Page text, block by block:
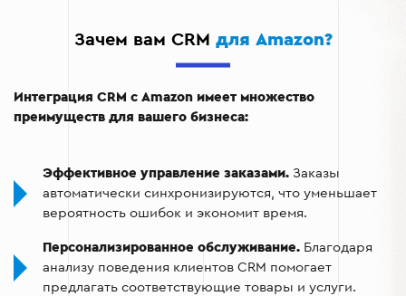
Оптимизация маркетинга.CRM помогает
автоматические маркетинговые кампании.
системами, такими как платежные сервисы и
логистические платформы.
Зачем вам CRM для Amazon?
Интеграция CRM с Amazon имеет множество
преимуществ для вашего бизнеса:
Эффективное управление заказами. Заказы
автоматически синхронизируются, что уменьшает
вероятность ошибок и экономит время.
Персонализированное обслуживание. Благодаря
анализу поведения клиентов CRM помогает
предлагать соответствующие товары и услуги.